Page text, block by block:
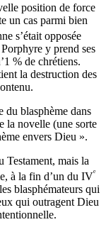
position de force
un cas parmi bien
s’était opposée
y prend ses
% de chrétiens.
la destruction des
du blasphème dans
la novelle (une sorte
envers Dieu ».
Testament, mais la
à la fin d’un du IVᵉ
blasphémateurs qui
qui outragent Dieu